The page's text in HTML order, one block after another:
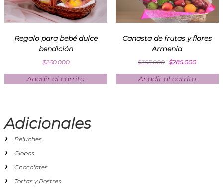
Regalo para bebé dulce
bendición
$260.000
Añadir al carrito
Canasta de frutas y flores
Armenia
$355.000 $285.000
Añadir al carrito
Adicionales
Peluches
Globos
Chocolates
Tortas y Postres